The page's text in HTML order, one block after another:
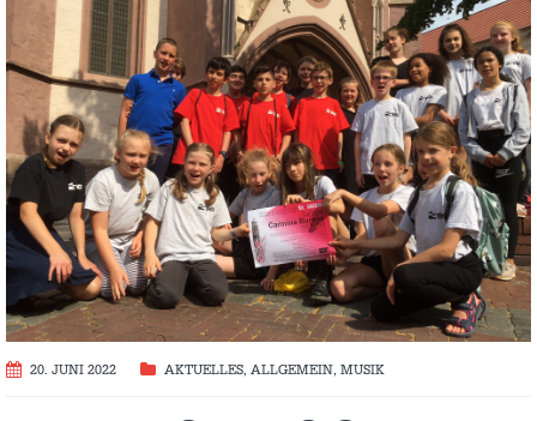
20. JUNI 2022 AKTUELLES, ALLGEMEIN, MUSIK